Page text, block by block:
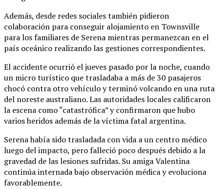
Además, desde redes sociales también pidieron
colaboración para conseguir alojamiento en Townsville
para los familiares de Serena mientras permanezcan en el
país oceánico realizando las gestiones correspondientes.
El accidente ocurrió el jueves pasado por la noche, cuando
un micro turístico que trasladaba a más de 30 pasajeros
chocó contra otro vehículo y terminó volcando en una ruta
del noreste australiano. Las autoridades locales calificaron
la escena como “catastrófica” y confirmaron que hubo
varios heridos además de la víctima fatal argentina.
Serena había sido trasladada con vida a un centro médico
luego del impacto, pero falleció poco después debido a la
gravedad de las lesiones sufridas. Su amiga Valentina
continúa internada bajo observación médica y evoluciona
favorablemente.